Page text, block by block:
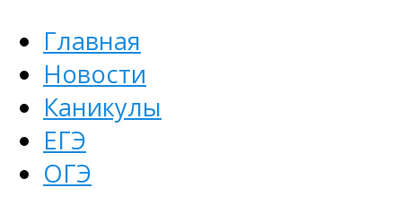
Главная
Новости
Каникулы
ЕГЭ
ОГЭ